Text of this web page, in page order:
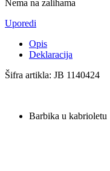
Nema na zalihama
Uporedi
Opis
Deklaracija
Šifra artikla: JB 1140424
Barbika u kabrioletu